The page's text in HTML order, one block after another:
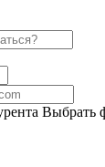
Выбрать